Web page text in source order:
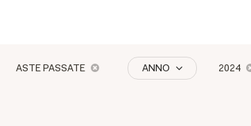
ASTE PASSATE ANNO 2024